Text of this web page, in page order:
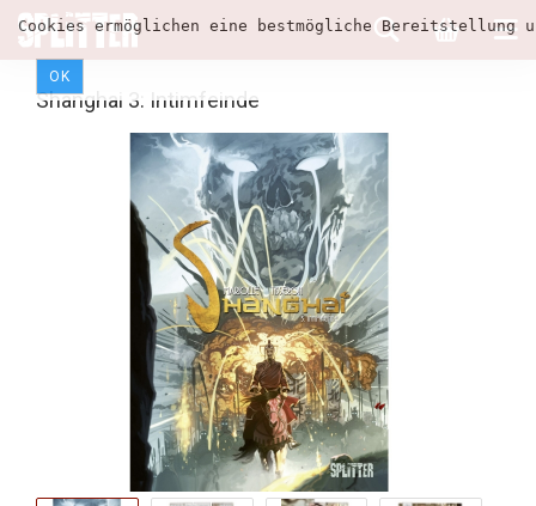
Cookies ermöglichen eine bestmögliche
OK
Shanghai 3: Intimfeinde